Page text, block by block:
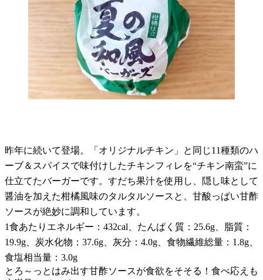
昨年に続いて登場。「オリジナルチキン」と同じ11種類のハ
ーブ＆スパイスで味付けしたチキンフィレを“チキン南蛮”に
仕立てたバーガーです。すだち果汁を使用し、隠し味として
醤油を加えた柑橘風味のタルタルソースと、甘酸っぱい甘酢
ソースが絶妙に調和しています。
1食あたりエネルギー：432cal、たんぱく質：25.6g、脂質：
19.9g、炭水化物：37.6g、灰分：4.0g、食物繊維総量：1.8g、
食塩相当量：3.0g
とろ～っとはみ出す甘酢ソースが食欲をそそる！食べ応えも